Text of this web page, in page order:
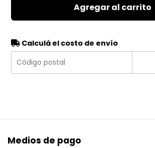
Agregar al carrito
Calculá el costo de envío
Medios de pago